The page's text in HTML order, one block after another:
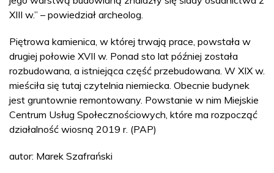
XIII w.” – powiedział archeolog.
Piętrowa kamienica, w której trwają prace, powstała w
drugiej połowie XVII w. Ponad sto lat później została
rozbudowana, a istniejąca część przebudowana. W XIX w.
mieściła się tutaj czytelnia niemiecka. Obecnie budynek
jest gruntownie remontowany. Powstanie w nim Miejskie
Centrum Usług Społecznościowych, które ma rozpocząć
działalność wiosną 2019 r. (PAP)
autor: Marek Szafrański